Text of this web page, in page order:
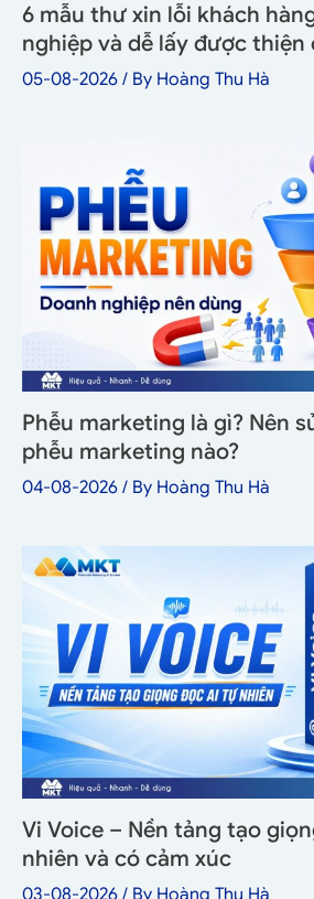
6 mẫu thư xin lỗi khách
nghiệp và dễ lấy được thiện
05-08-2026 / By Hoàng Thu Hà
Phễu marketing là gì? Nên
phễu marketing nào?
04-08-2026 / By Hoàng Thu Hà
Vi Voice – Nền tảng tạo
nhiên và có cảm xúc